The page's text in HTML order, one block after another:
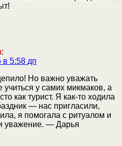
:
в 5:58 дп
Но важно уважать
учиться у самих микмаков, а
как турист. Я как-то ходила
— нас пригласили,
я помогала с ритуалом и
уважение. — Дарья